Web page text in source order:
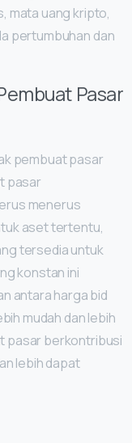
mata uang kripto,
pertumbuhan dan
Pasar
pembuat pasar
pasar
menerus
aset tertentu,
tersedia untuk
konstan ini
antara harga bid
mudah dan lebih
pasar berkontribusi
lebih dapat